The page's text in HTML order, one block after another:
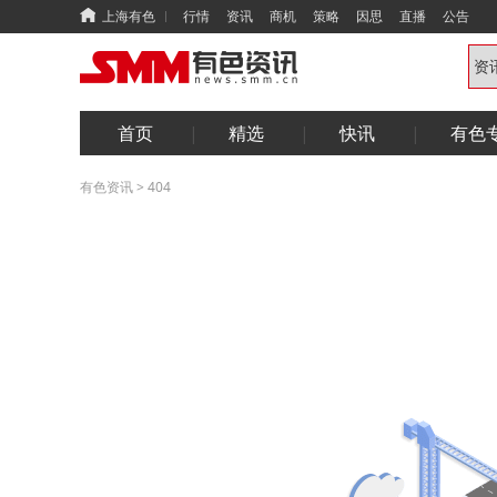
上海有色 行情 资讯 商机 策略 因思 直播 公告
首页 精选 快讯 有色
有色资讯> 404